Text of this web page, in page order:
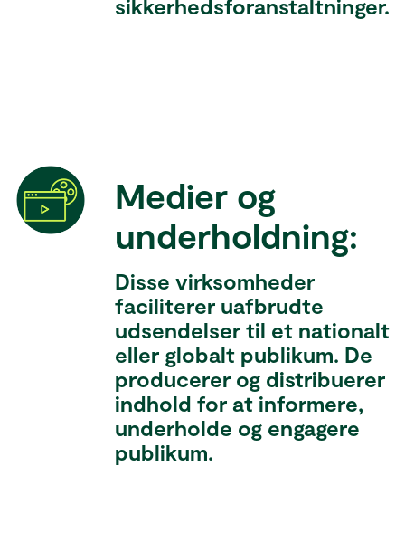
sikkerhedsforanstaltninger.
Medier og
underholdning:
Disse virksomheder
faciliterer uafbrudte
udsendelser til et nationalt
eller globalt publikum. De
producerer og distribuerer
indhold for at informere,
underholde og engagere
publikum.